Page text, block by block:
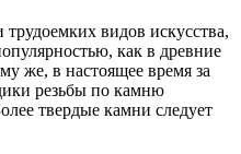
видов искусства,
как в древние
же, в настоящее время за
резьбы по камню
твердые камни следует